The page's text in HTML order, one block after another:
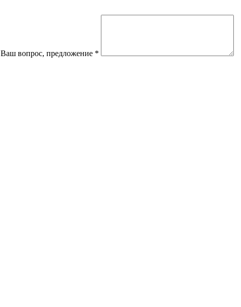
Ваш вопрос, предложение *